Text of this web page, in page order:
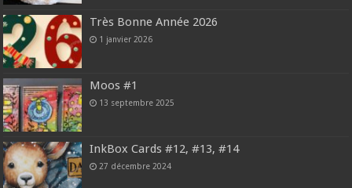
Très Bonne Année 2026
1 janvier 2026
Moos #1
13 septembre 2025
InkBox Cards #12, #13, #14
27 décembre 2024